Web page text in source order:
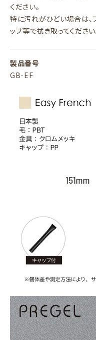
ください。
特に汚れがひどい場合は、
ップ等で拭き取ってください
製品番号
GB-EF